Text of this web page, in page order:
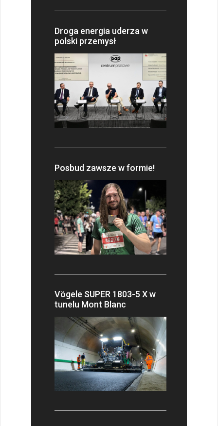
Droga energia uderza w
polski przemysł
Posbud zawsze w formie!
Vögele SUPER 1803-5 X w
tunelu Mont Blanc